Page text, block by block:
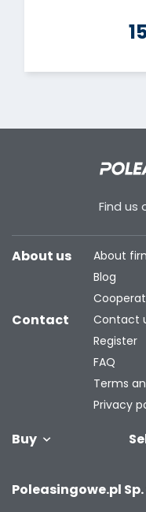
Find us
Buy
About us
About
Blog
Contact
Contact
Register
FAQ
Terms
Privacy
Poleasingowe.pl Sp.